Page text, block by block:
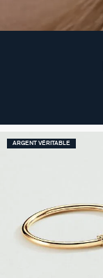
ARGENT VÉRITABLE